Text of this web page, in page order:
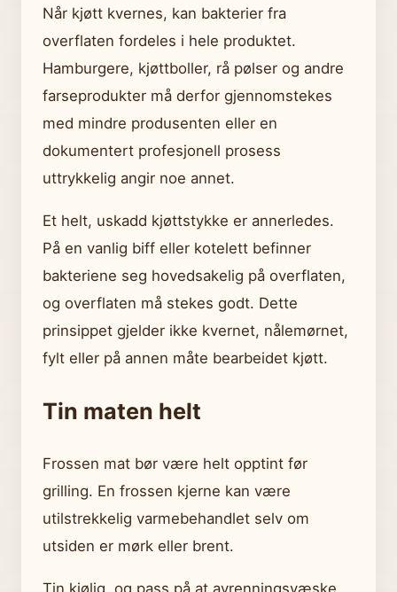
Når kjøtt kvernes, kan bakterier fra
overflaten fordeles i hele produktet.
Hamburgere, kjøttboller, rå pølser og andre
farseprodukter må derfor gjennomstekes
med mindre produsenten eller en
dokumentert profesjonell prosess
uttrykkelig angir noe annet.
Et helt, uskadd kjøttstykke er annerledes.
På en vanlig biff eller kotelett befinner
bakteriene seg hovedsakelig på overflaten,
og overflaten må stekes godt. Dette
prinsippet gjelder ikke kvernet, nålemørnet,
fylt eller på annen måte bearbeidet kjøtt.
Tin maten helt
Frossen mat bør være helt opptint før
grilling. En frossen kjerne kan være
utilstrekkelig varmebehandlet selv om
utsiden er mørk eller brent.
Tin kjølig, og pass på at avrenningsvæske